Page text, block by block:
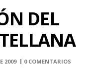
DEL
2009 0 COMENTARIOS